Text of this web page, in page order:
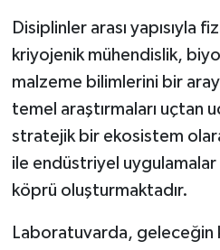
Disiplinler arası yapısıyla
kriyojenik mühendislik,
malzeme bilimlerini bir
temel araştırmaları uçtan
stratejik bir ekosistem
ile endüstriyel uygulamalar
köprü oluşturmaktadır.
Laboratuvarda, geleceğin